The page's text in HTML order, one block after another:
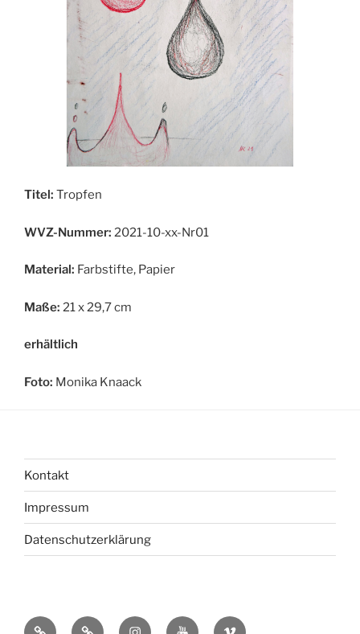
Titel: Tropfen
WVZ-Nummer: 2021-10-xx-Nr01
Material: Farbstifte, Papier
Maße: 21 x 29,7 cm
erhältlich
Foto: Monika Knaack
Kontakt
Impressum
Datenschutzerklärung
bsky MastadonInstagramYou Vimeo